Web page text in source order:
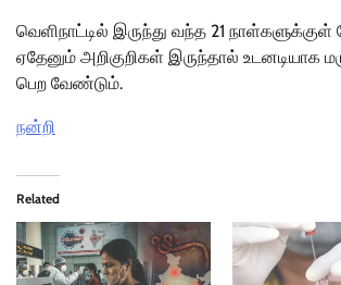
வெளிநாட்டில் இருந்து வந்த 21
ஏதேனும் அறிகுறிகள் இருந்தால் உடனடியாக
பெற வேண்டும்.
நன்றி
Related